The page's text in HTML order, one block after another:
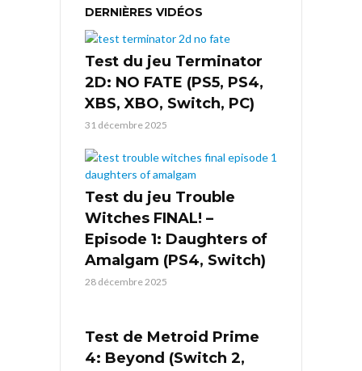
DERNIÈRES VIDÉOS
Test du jeu Terminator
2D: NO FATE (PS5, PS4,
XBS, XBO, Switch, PC)
31 décembre 2025
Test du jeu Trouble
Witches FINAL! –
Episode 1: Daughters of
Amalgam (PS4, Switch)
28 décembre 2025
Test de Metroid Prime
4: Beyond (Switch 2,